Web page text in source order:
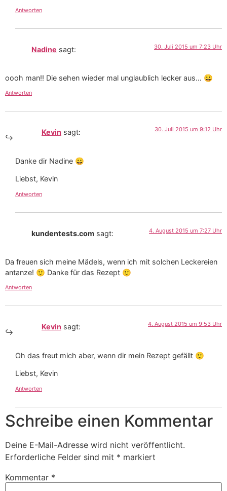
Antworten
Nadine sagt: 30. Juli 2015 um 7:23 Uhr
oooh man!! Die sehen wieder mal unglaublich lecker aus… 😀
Antworten
Kevin sagt: 30. Juli 2015 um 9:12 Uhr
Danke dir Nadine 😀
Liebst, Kevin
Antworten
kundentests.com sagt: 4. August 2015 um 7:27 Uhr
Da freuen sich meine Mädels, wenn ich mit solchen Leckereien
antanze! 🙂 Danke für das Rezept 🙂
Antworten
Kevin sagt: 4. August 2015 um 9:53 Uhr
Oh das freut mich aber, wenn dir mein Rezept gefällt 🙂
Liebst, Kevin
Antworten
Schreibe einen Kommentar
Deine E-Mail-Adresse wird nicht veröffentlicht.
Erforderliche Felder sind mit * markiert
Kommentar *